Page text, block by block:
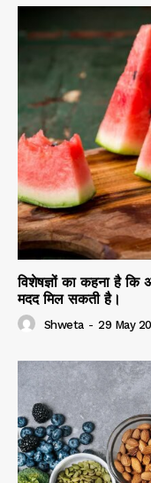
विशेषज्ञों का कहना है
मदद मिल सकती है।
Shweta - 29 May